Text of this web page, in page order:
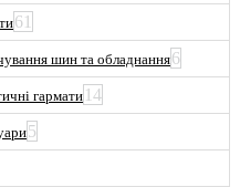
61
шин та обладнання6
гармати14
5